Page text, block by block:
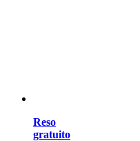
Reso
gratuito